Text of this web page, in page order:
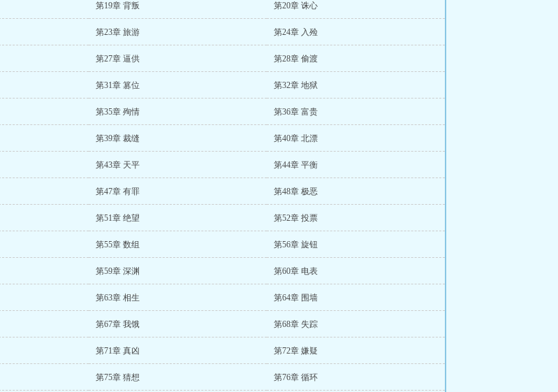
第19章 背叛 第20章 诛心
第23章 旅游 第24章 入殓
第27章 逼供 第28章 偷渡
第31章 篡位 第32章 地狱
第35章 殉情 第36章 富贵
第39章 裁缝 第40章 北漂
第43章 天平 第44章 平衡
第47章 有罪 第48章 极恶
第51章 绝望 第52章 投票
第55章 数组 第56章 旋钮
第59章 深渊 第60章 电表
第63章 相生 第64章 围墙
第67章 我饿 第68章 失踪
第71章 真凶 第72章 嫌疑
第75章 猜想 第76章 循环